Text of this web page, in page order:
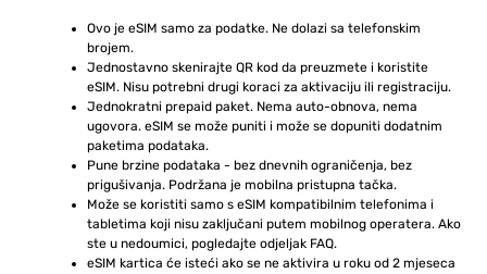
Ovo je eSIM samo za podatke. Ne dolazi sa telefonskim
brojem.
Jednostavno skenirajte QR kod da preuzmete i koristite
eSIM. Nisu potrebni drugi koraci za aktivaciju ili registraciju.
Jednokratni prepaid paket. Nema auto-obnova, nema
ugovora. eSIM se može puniti i može se dopuniti dodatnim
paketima podataka.
Pune brzine podataka - bez dnevnih ograničenja, bez
prigušivanja. Podržana je mobilna pristupna tačka.
Može se koristiti samo s eSIM kompatibilnim telefonima i
tabletima koji nisu zaključani putem mobilnog operatera. Ako
ste u nedoumici, pogledajte odjeljak FAQ.
eSIM kartica će isteći ako se ne aktivira u roku od 2 mjeseca